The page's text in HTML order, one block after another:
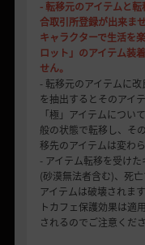
- 転移元のアイテムと
合取引所登録が出来ま
キャラクターで生活を
ロット」のアイテム装
せん。
- 転移元のアイテムに
を抽出するとそのアイ
「極」アイテムについ
般の状態で転移し、そ
移先のアイテムは変わ
- アイテム転移を受け
(砂漠無法者含む)、死
アイテムは破壊されま
トカフェ保護効果は適
されるのでご注意くださ